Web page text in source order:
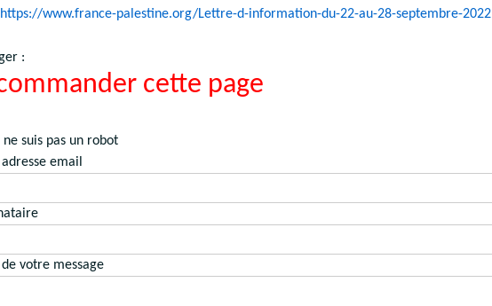
https://www.france-palestine.org/Lettre-d-information-du-22-au-28-septembre-2022
:
cette page
ne suis pas un robot
email
votre message